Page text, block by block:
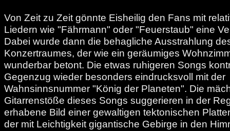
Von Zeit zu Zeit gönnte Eisheilig den Fans mit
Liedern wie "Fährmann" oder "Feuerstaub" eine
Dabei wurde dann die behagliche Ausstrahlung
Konzertraumes, der wie ein geräumiges
wunderbar betont. Die etwas ruhigeren Songs
Gegenzug wieder besonders eindrucksvoll mit der
Wahnsinnsnummer "König der Planeten". Die
Gitarrenstöße dieses Songs suggerieren in der
erhabene Bild einer gewaltigen tektonischen
der mit Leichtigkeit gigantische Gebirge in den